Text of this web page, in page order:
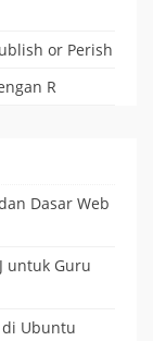
or Perish
R
Dasar Web
untuk Guru
di Ubuntu